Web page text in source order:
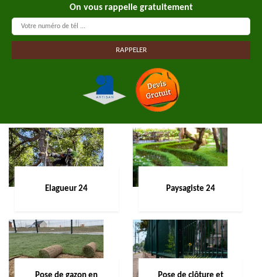
On vous rappelle gratuitement
Elagueur 24 Paysagiste 24
Pose de gazon en
Pose de clôture et